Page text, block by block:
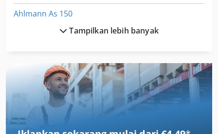
Ahlmann As 150
Ahlmann As 7
Ahlmann As 90
Ahlmann Az 14
Ahlmann Az 150
Tampilkan lebih banyak